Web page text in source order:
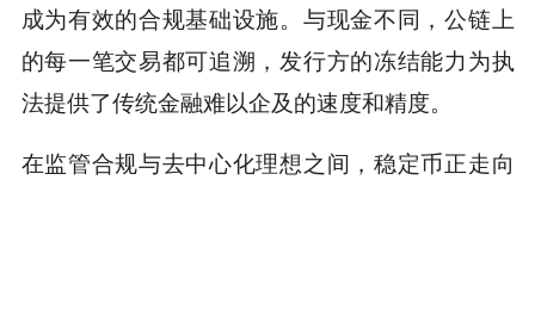
成为有效的合规基础设施。与现金不同，公链上
的每一笔交易都可追溯，发行方的冻结能力为执
法提供了传统金融难以企及的速度和精度。
在监管合规与去中心化理想之间，稳定币正走向